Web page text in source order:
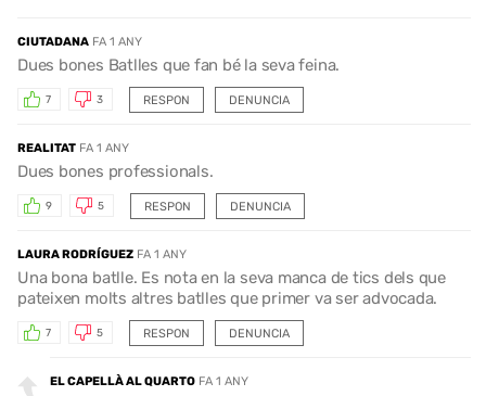
CIUTADANA FA 1 ANY
Dues bones Batlles que fan bé la seva feina.
RESPON
7 3 DENUNCIA
REALITAT FA 1 ANY
Dues bones professionals.
RESPON
9 5 DENUNCIA
LAURA RODRÍGUEZ FA 1 ANY
Una bona batlle. Es nota en la seva manca de tics dels que
pateixen molts altres batlles que primer va ser advocada.
RESPON
7 5 DENUNCIA
EL CAPELLÀ AL QUARTO FA 1 ANY